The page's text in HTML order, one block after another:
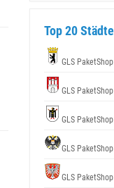
Top 20 Städte
GLS PaketShop
GLS PaketShop
GLS PaketShop
GLS PaketShop
GLS PaketShop